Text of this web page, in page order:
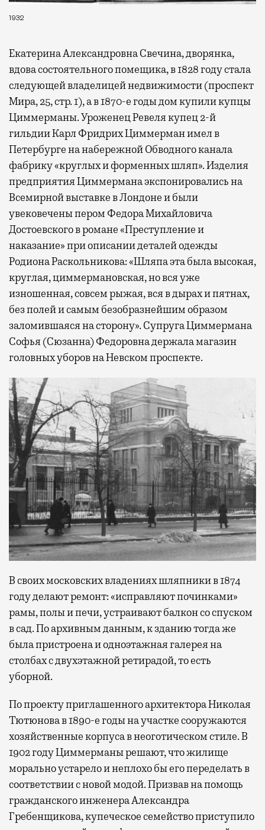
1932
Екатерина Александровна Свечина, дворянка,
вдова состоятельного помещика, в 1828 году стала
следующей владелицей недвижимости (проспект
Мира, 25, стр. 1), а в 1870-е годы дом купили купцы
Циммерманы. Уроженец Ревеля купец 2-й
гильдии Карл Фридрих Циммерман имел в
Петербурге на набережной Обводного канала
фабрику «круглых и форменных шляп». Изделия
предприятия Циммермана экспонировались на
Всемирной выставке в Лондоне и были
увековечены пером Федора Михайловича
Достоевского в романе «Преступление и
наказание» при описании деталей одежды
Родиона Раскольникова: «Шляпа эта была высокая,
круглая, циммермановская, но вся уже
изношенная, совсем рыжая, вся в дырах и пятнах,
без полей и самым безобразнейшим образом
заломившаяся на сторону». Супруга Циммермана
Софья (Сюзанна) Федоровна держала магазин
головных уборов на Невском проспекте.
В своих московских владениях шляпники в 1874
году делают ремонт: «исправляют починками»
рамы, полы и печи, устраивают балкон со спуском
в сад. По архивным данным, к зданию тогда же
была пристроена и одноэтажная галерея на
столбах с двухэтажной ретирадой, то есть
уборной.
По проекту приглашенного архитектора Николая
Тютюнова в 1890-е годы на участке сооружаются
хозяйственные корпуса в неоготическом стиле. В
1902 году Циммерманы решают, что жилище
морально устарело и неплохо бы его переделать в
соответствии с новой модой. Призвав на помощь
гражданского инженера Александра
Гребенщикова, купеческое семейство приступило